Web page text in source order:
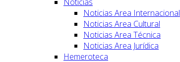
Noticias Area Internacional
Noticias Area Cultural
Noticias Area Técnica
Noticias Area Jurídica
Hemeroteca